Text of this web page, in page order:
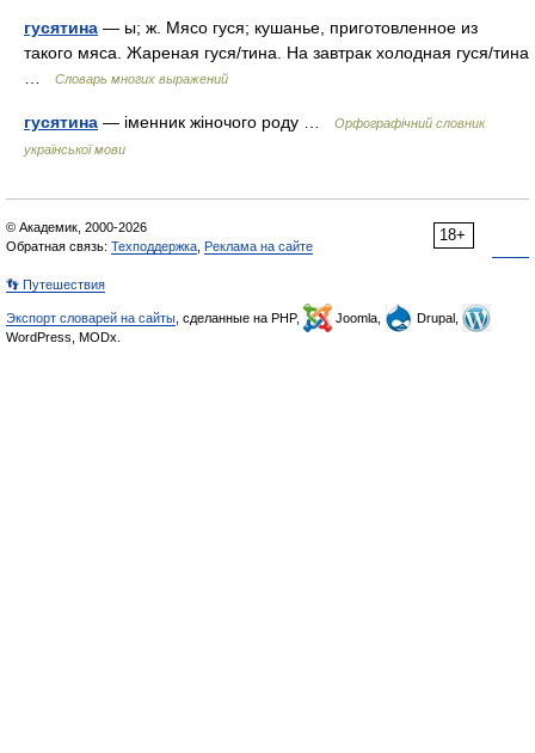
гусятина — ы; ж. Мясо гуся; кушанье, приготовленное из
такого мяса. Жареная гуся/тина. На завтрак холодная гуся/тина
Словарь многих выражений
гусятина — іменник жіночого роду …
Орфографічний словник
української мови
18+
© Академик, 2000-2026
Обратная связь: Техподдержка Реклама на сайте
👣 Путешествия
Экспорт словарей на сайты , сделанные на PHP, Joomla,
Drupal,
WordPress, MODx.